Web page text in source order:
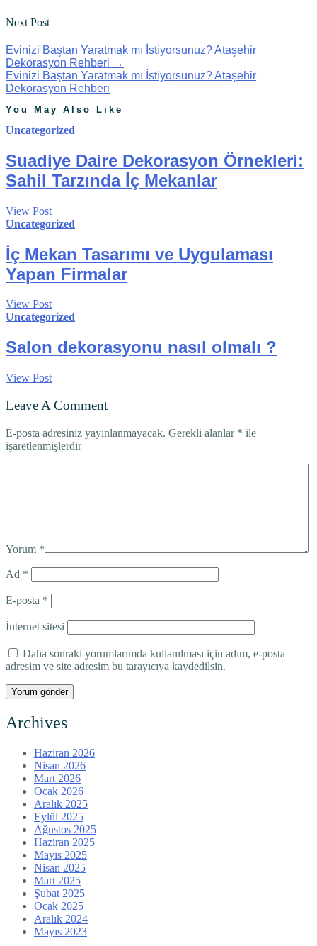
Next Post
Evinizi Baştan Yaratmak mı İstiyorsunuz? Ataşehir
Dekorasyon Rehberi →
Evinizi Baştan Yaratmak mı İstiyorsunuz? Ataşehir
Dekorasyon Rehberi
You May Also Like
Uncategorized
Suadiye Daire Dekorasyon Örnekleri:
Sahil Tarzında İç Mekanlar
View Post
Uncategorized
İç Mekan Tasarımı ve Uygulaması
Yapan Firmalar
View Post
Uncategorized
Salon dekorasyonu nasıl olmalı ?
View Post
Leave A Comment
E-posta adresiniz yayınlanmayacak. Gerekli alanlar * ile
işaretlenmişlerdir
Yorum *
Ad *
E-posta *
İnternet sitesi
Daha sonraki yorumlarımda kullanılması için adım, e-posta
adresim ve site adresim bu tarayıcıya kaydedilsin.
Archives
Haziran 2026
Nisan 2026
Mart 2026
Ocak 2026
Aralık 2025
Eylül 2025
Ağustos 2025
Haziran 2025
Mayıs 2025
Nisan 2025
Mart 2025
Şubat 2025
Ocak 2025
Aralık 2024
Mayıs 2023